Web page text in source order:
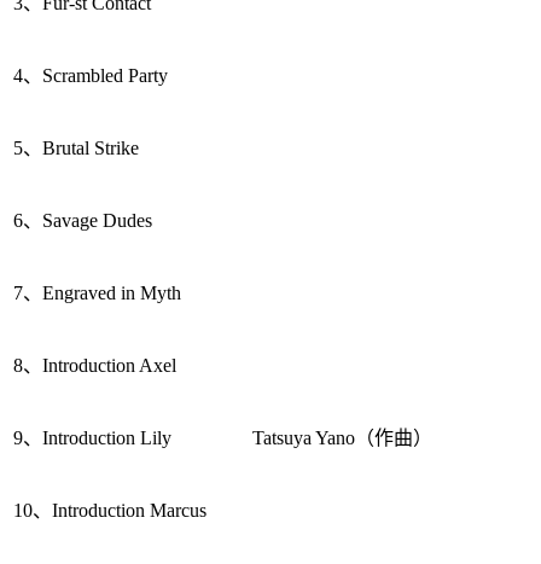
Tatsuya Yano（作曲）
4、Scrambled Party
5、Brutal Strike
6、Savage Dudes
7、Engraved in Myth
8、Introduction Axel
9、Introduction Lily
10、Introduction Marcus